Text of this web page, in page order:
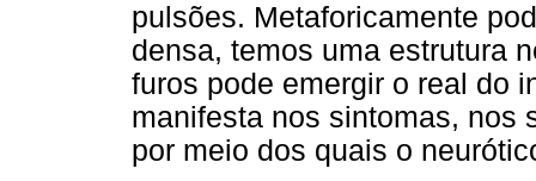
pulsões. Metaforicamente
densa, temos uma estrutura
furos pode emergir o real do
manifesta nos sintomas, nos
por meio dos quais o